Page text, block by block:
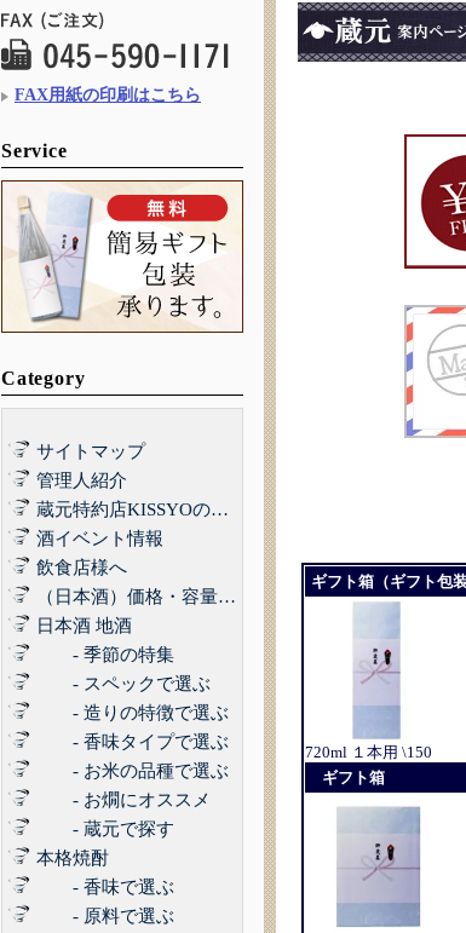
FAX用紙の印刷はこちら
Service
Category
サイトマップ
管理人紹介
蔵元特約店KISSYOの品質管理について｜最高の品質でお届けするために
酒イベント情報
飲食店様へ
（日本酒）価格・容量で選ぶ
日本酒 地酒
- 季節の特集
- スペックで選ぶ
- 造りの特徴で選ぶ
- 香味タイプで選ぶ
- お米の品種で選ぶ
- お燗にオススメ
- 蔵元で探す
本格焼酎
- 香味で選ぶ
- 原料で選ぶ
ギフト箱（ギフト包装
720ml １本用 \150
ギフト箱